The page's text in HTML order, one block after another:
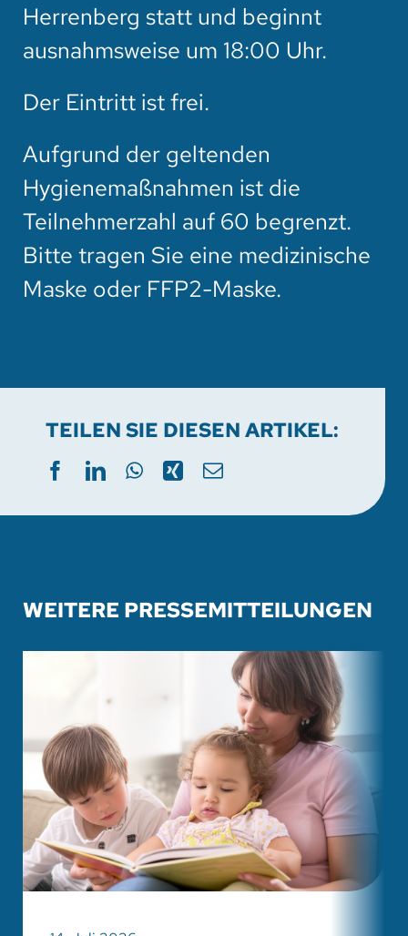
Herrenberg statt und beginnt
ausnahmsweise um 18:00 Uhr.
Der Eintritt ist frei.
Aufgrund der geltenden
Hygienemaßnahmen ist die
Teilnehmerzahl auf 60 begrenzt.
Bitte tragen Sie eine medizinische
Maske oder FFP2-Maske.
TEILEN SIE DIESEN ARTIKEL:
WEITERE PRESSEMITTEILUNGEN